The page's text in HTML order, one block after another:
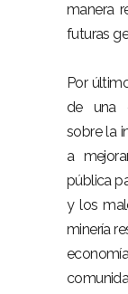
manera
futuras
Por
de una
sobre la
a
pública
y los
minería